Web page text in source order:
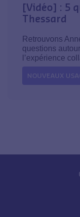
[Vidéo] : 5
Thessard
Retrouvons
questions
l’expérience
NOUVEAUX